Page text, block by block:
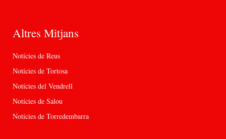
Altres Mitjans
Notícies de Reus
Notícies de Tortosa
Notícies del Vendrell
Notícies de Salou
Notícies de Torredembarra